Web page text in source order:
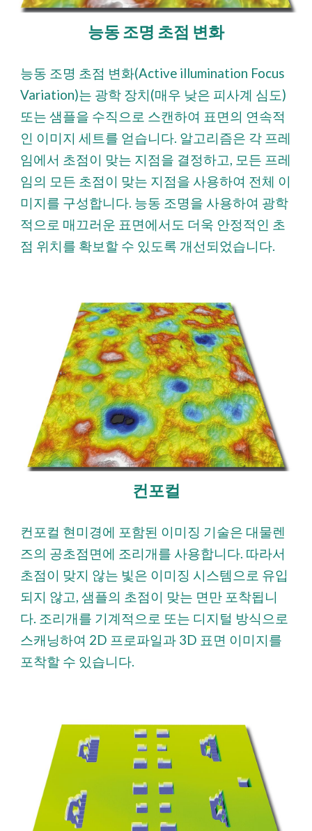
능동 조명 초점 변화
능동 조명 초점 변화(Active illumination Focus
Variation)는 광학 장치(매우 낮은 피사계 심도)
또는 샘플을 수직으로 스캔하여 표면의 연속적
인 이미지 세트를 얻습니다. 알고리즘은 각 프레
임에서 초점이 맞는 지점을 결정하고, 모든 프레
임의 모든 초점이 맞는 지점을 사용하여 전체 이
미지를 구성합니다. 능동 조명을 사용하여 광학
적으로 매끄러운 표면에서도 더욱 안정적인 초
점 위치를 확보할 수 있도록 개선되었습니다.
컨포컬
컨포컬 현미경에 포함된 이미징 기술은 대물렌
즈의 공초점면에 조리개를 사용합니다. 따라서
초점이 맞지 않는 빛은 이미징 시스템으로 유입
되지 않고, 샘플의 초점이 맞는 면만 포착됩니
다. 조리개를 기계적으로 또는 디지털 방식으로
스캐닝하여 2D 프로파일과 3D 표면 이미지를
포착할 수 있습니다.